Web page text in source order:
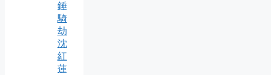
錘
騎
劫
沈
紅
蓮